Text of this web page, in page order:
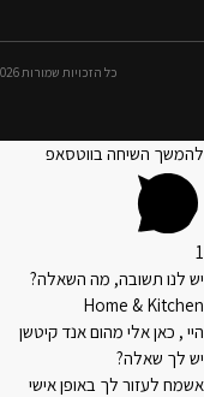
כל הזכויות שמורות 2026 Home & Kitchen | האתר נבנה ע״י לובה קוטליק
להמשך השיחה בווטסאפ
1
יש לנו תשובה, מה השאלה?
Home & Kitchen
היי , כאן אלי מהום אנד קיטשן
יש לך שאלה?
אשמח לעזור לך באופן אישי